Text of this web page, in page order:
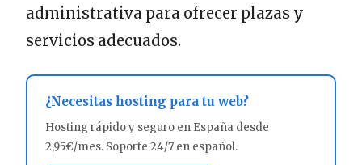
administrativa para ofrecer plazas y
servicios adecuados.
¿Necesitas hosting para tu web?
Hosting rápido y seguro en España desde
2,95€/mes. Soporte 24/7 en español.